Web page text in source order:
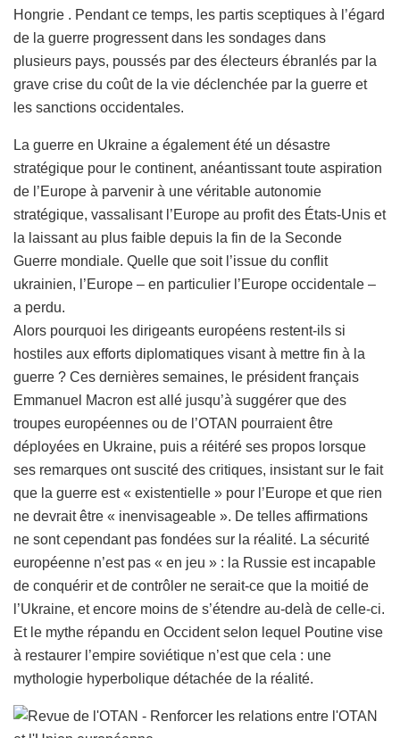
Hongrie . Pendant ce temps, les partis sceptiques à l’égard
de la guerre progressent dans les sondages dans
plusieurs pays, poussés par des électeurs ébranlés par la
grave crise du coût de la vie déclenchée par la guerre et
les sanctions occidentales.
La guerre en Ukraine a également été un désastre
stratégique pour le continent, anéantissant toute aspiration
de l’Europe à parvenir à une véritable autonomie
stratégique, vassalisant l’Europe au profit des États-Unis et
la laissant au plus faible depuis la fin de la Seconde
Guerre mondiale. Quelle que soit l’issue du conflit
ukrainien, l’Europe – en particulier l’Europe occidentale –
a perdu.
Alors pourquoi les dirigeants européens restent-ils si
hostiles aux efforts diplomatiques visant à mettre fin à la
guerre ? Ces dernières semaines, le président français
Emmanuel Macron est allé jusqu’à suggérer que des
troupes européennes ou de l’OTAN pourraient être
déployées en Ukraine, puis a réitéré ses propos lorsque
ses remarques ont suscité des critiques, insistant sur le fait
que la guerre est « existentielle » pour l’Europe et que rien
ne devrait être « inenvisageable ». De telles affirmations
ne sont cependant pas fondées sur la réalité. La sécurité
européenne n’est pas « en jeu » : la Russie est incapable
de conquérir et de contrôler ne serait-ce que la moitié de
l’Ukraine, et encore moins de s’étendre au-delà de celle-ci.
Et le mythe répandu en Occident selon lequel Poutine vise
à restaurer l’empire soviétique n’est que cela : une
mythologie hyperbolique détachée de la réalité.